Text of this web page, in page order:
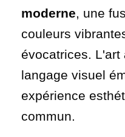
moderne, une
couleurs
évocatrices. L'art
langage visuel
expérience
commun.